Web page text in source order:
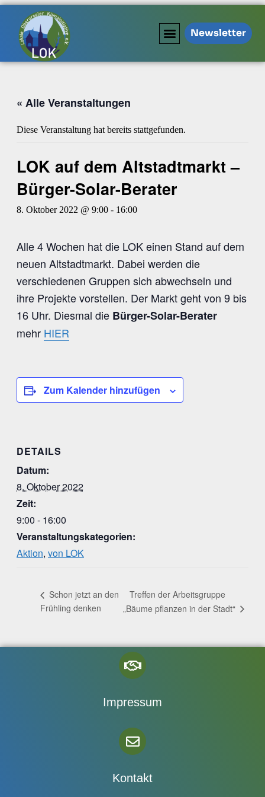
Newsletter
« Alle Veranstaltungen
Diese Veranstaltung hat bereits stattgefunden.
LOK auf dem Altstadtmarkt –
Bürger-Solar-Berater
8. Oktober 2022 @ 9:00 - 16:00
Alle 4 Wochen hat die LOK einen Stand auf dem
neuen Altstadtmarkt. Dabei werden die
verschiedenen Gruppen sich abwechseln und
ihre Projekte vorstellen. Der Markt geht von 9 bis
16 Uhr. Diesmal die Bürger-Solar-Berater
mehr HIER
Zum Kalender hinzufügen
DETAILS
Datum:
8. Oktober 2022
Zeit:
9:00 - 16:00
Veranstaltungskategorien:
Aktion, von LOK
Schon jetzt an den
Frühling denken
Treffen der Arbeitsgruppe
„Bäume pflanzen in der Stadt“
Impressum
Kontakt